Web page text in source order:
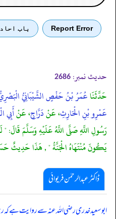
Report Error باب
حدیث نمبر: 2686
حَدَّثَنَاعُمَرُ بْنُ حَفْصٍ الشَّيْبَانِيُّ
عَمْرِو بْنِ الْحَارِثِ، عَنْدَرَّاجٍ، عَنْأَبِي
رَسُولِ اللَّهِ صَلَّى اللَّهُ عَلَيْهِ وَسَلَّمَ
يَكُونَ مُنْتَهَاهُ الْجَنَّةُ " , هَذَا حَدِيثٌ
ڈاکٹر عبدالرحمٰن فریوائی
ابو سعید خدری رضی الله عنہ سے روایت ہے کہ